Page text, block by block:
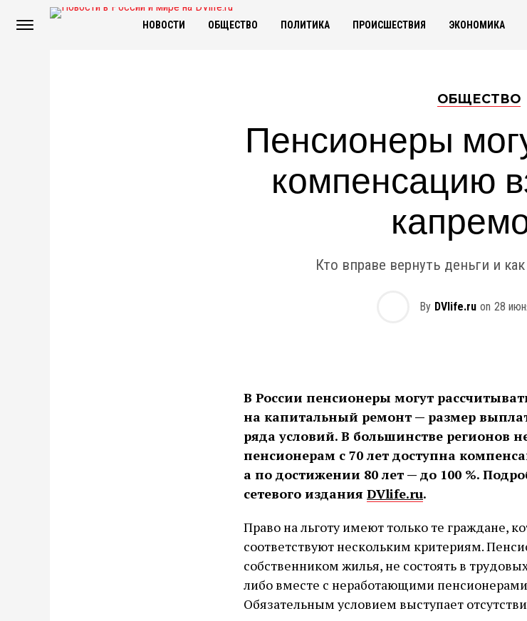
НОВОСТИ ОБЩЕСТВО ПОЛИТИКА ПРОИСШЕСТВИЯ ЭКОНОМИКА
ОБЩЕСТВО
Пенсионеры
компенсацию
Кто вправе вернуть деньги и
By DVlife.ru on 28
В России пенсионеры могут
на капитальный ремонт — размер
ряда условий. В большинстве регионов
пенсионерам с 70 лет доступна
а по достижении 80 лет — до 100 %.
сетевого издания DVlife.ru.
Право на льготу имеют только те граждане,
соответствуют нескольким критериям.
собственником жилья, не состоять в
либо вместе с неработающими
Обязательным условием выступает